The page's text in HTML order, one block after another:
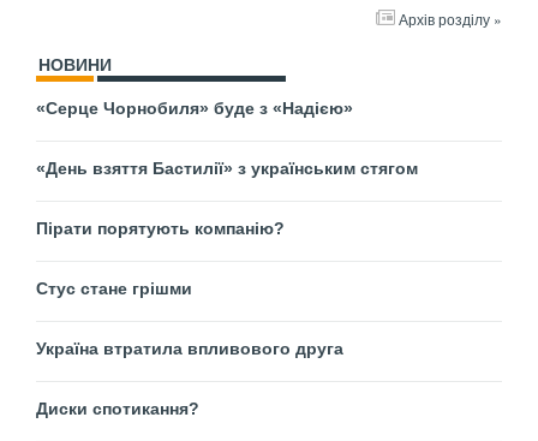
Архів розділу »
НОВИНИ
«Серце Чорнобиля» буде з «Надією»
«День взяття Бастилії» з українським стягом
Пірати порятують компанію?
Стус стане грішми
Україна втратила впливового друга
Диски спотикання?